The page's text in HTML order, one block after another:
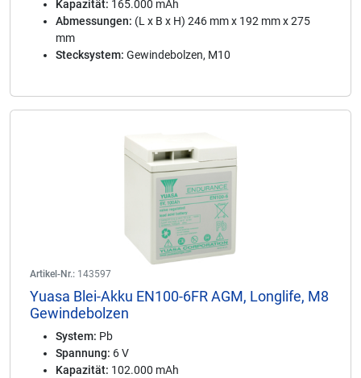
Kapazität: 165.000 mAh
Abmessungen: (L x B x H) 246 mm x 192 mm x 275
mm
Stecksystem: Gewindebolzen, M10
Artikel-Nr.: 143597
Yuasa Blei-Akku EN100-6FR AGM, Longlife, M8
Gewindebolzen
System: Pb
Spannung: 6 V
Kapazität: 102.000 mAh